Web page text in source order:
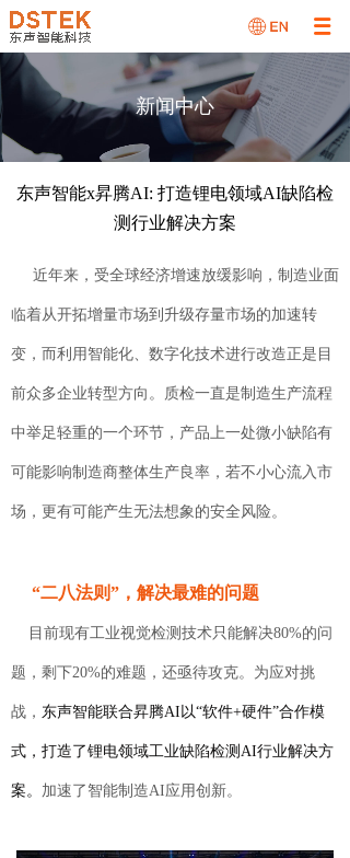
新闻中心
东声智能x昇腾AI: 打造锂电领域AI缺陷检
测行业解决方案
近年来，受全球经济增速放缓影响，制造业面
临着从开拓增量市场到升级存量市场的加速转
变，而利用智能化、数字化技术进行改造正是目
前众多企业转型方向。质检一直是制造生产流程
中举足轻重的一个环节，产品上一处微小缺陷有
可能影响制造商整体生产良率，若不小心流入市
场，更有可能产生无法想象的安全风险。
“二八法则”，解决最难的问题
目前现有工业视觉检测技术只能解决80%的问
题，剩下20%的难题，还亟待攻克。为应对挑
战， 东声智能联合昇腾AI以“软件+硬件”合作模
式，打造了锂电领域工业缺陷检测AI行业解决方
案。 加速了智能制造AI应用创新。